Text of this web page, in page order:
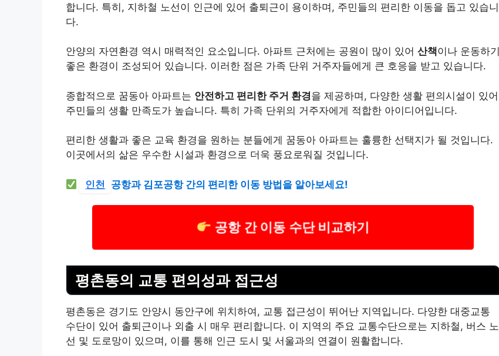
합니다. 특히, 지하철 노선이 인근에 있어 출퇴근이 용이하며, 주민들의 편리한 이동을 돕고 있습니
다.
안양의 자연환경 역시 매력적인 요소입니다. 아파트 근처에는 공원이 많이 있어 산책이나 운동하기
좋은 환경이 조성되어 있습니다. 이러한 점은 가족 단위 거주자들에게 큰 호응을 받고 있습니다.
종합적으로 꿈동아 아파트는 안전하고 편리한 주거 환경을 제공하며, 다양한 생활 편의시설이 있어
주민들의 생활 만족도가 높습니다. 특히 가족 단위의 거주자에게 적합한 아이디어입니다.
편리한 생활과 좋은 교육 환경을 원하는 분들에게 꿈동아 아파트는 훌륭한 선택지가 될 것입니다.
이곳에서의 삶은 우수한 시설과 환경으로 더욱 풍요로워질 것입니다.
인천 공항과 김포공항 간의 편리한 이동 방법을 알아보세요!
공항 간 이동 수단 비교하기
평촌동의 교통 편의성과 접근성
평촌동은 경기도 안양시 동안구에 위치하여, 교통 접근성이 뛰어난 지역입니다. 다양한 대중교통
수단이 있어 출퇴근이나 외출 시 매우 편리합니다. 이 지역의 주요 교통수단으로는 지하철, 버스 노
선 및 도로망이 있으며, 이를 통해 인근 도시 및 서울과의 연결이 원활합니다.